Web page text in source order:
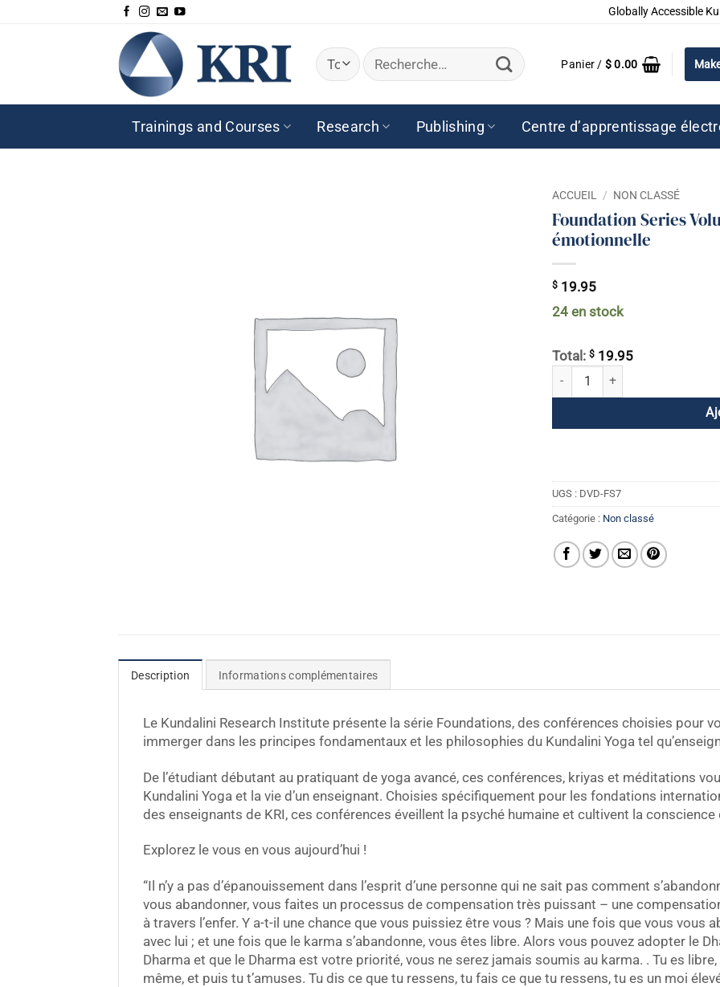
Globally Accessible
Recherche
pour :
Panier / $0.00
Trainings and Courses Research Publishing Centre d’apprentissage
ACCUEIL / NON CLASSÉ
Foundation Series
émotionnelle
$ 19.95
24 en stock
Total: $ 19.95
quantité de Foundation Series
UGS : DVD-FS7
Catégorie : Non classé
Description Informations complémentaires
Le Kundalini Research Institute présente la série Foundations, des conférences choisies pour
immerger dans les principes fondamentaux et les philosophies du Kundalini Yoga tel
De l’étudiant débutant au pratiquant de yoga avancé, ces conférences, kriyas et méditations
Kundalini Yoga et la vie d’un enseignant. Choisies spécifiquement pour les fondations
des enseignants de KRI, ces conférences éveillent la psyché humaine et cultivent la conscience
Explorez le vous en vous aujourd’hui !
“Il n’y a pas d’épanouissement dans l’esprit d’une personne qui ne sait pas comment
vous abandonner, vous faites un processus de compensation très puissant – une
à travers l’enfer. Y a-t-il une chance que vous puissiez être vous ? Mais une fois que vous vous
avec lui ; et une fois que le karma s’abandonne, vous êtes libre. Alors vous pouvez adopter le
Dharma et que le Dharma est votre priorité, vous ne serez jamais soumis au karma. . Tu es
même, et puis tu t’amuses. Tu dis ce que tu ressens, tu fais ce que tu ressens, tu es un moi